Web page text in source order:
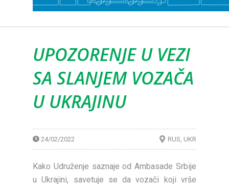
UPOZORENJE U VEZI
SA SLANJEM VOZAČA
U UKRAJINU
24/02/2022 RUS UKR
Kako Udruženje saznaje od Ambasade Srbije
u Ukrajini, savetuje se da vozači koji vrše